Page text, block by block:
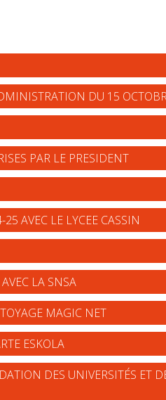
DU 15
PAR LE PRESIDENT
AVEC LE LYCEE CASSIN
LA SNSA
MAGIC NET
ESKOLA
DES UNIVERSITÉS ET